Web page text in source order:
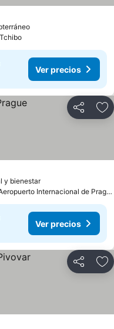
Ver precios
Compartir
y bienestar
a 4.9 km de: Aeropuerto Internacional de Praga Václav Havel
Ver precios
Compartir